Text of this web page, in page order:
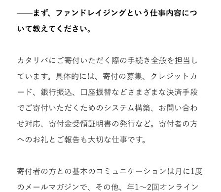
——まず、ファンドレイジングという仕事内容につ
いて教えてください。
カタリバにご寄付いただく際の手続き全般を担当し
ています。具体的には、寄付の募集、クレジットカ
ード、銀行振込、口座振替などさまざまな決済手段
でご寄付いただくためのシステム構築、お問い合わ
せ対応、寄付金受領証明書の発行など。寄付者の方
へのお礼とご報告も大切な仕事です。
寄付者の方との基本のコミュニケーションは月に1度
のメールマガジンで、その他、年1〜2回オンライン